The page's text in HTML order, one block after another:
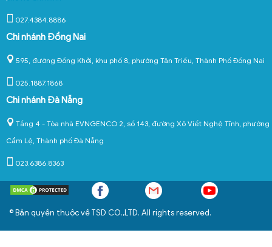
027.4384.8886
Chi nhánh Đồng Nai
595, đường Đồng Khởi, khu phố 8, phường Tân Triều, Thành Phố Đồng Nai
025.1887.1868
Chi nhánh Đà Nẵng
Tầng 4 - Tòa nhà EVNGENCO 2, số 143, đường Xô Viết Nghệ Tĩnh, phường
Cẩm Lệ, Thành phố Đà Nẵng
023.6386.8363
© Bản quyền thuộc về TSD CO.,LTD. All rights reserved.